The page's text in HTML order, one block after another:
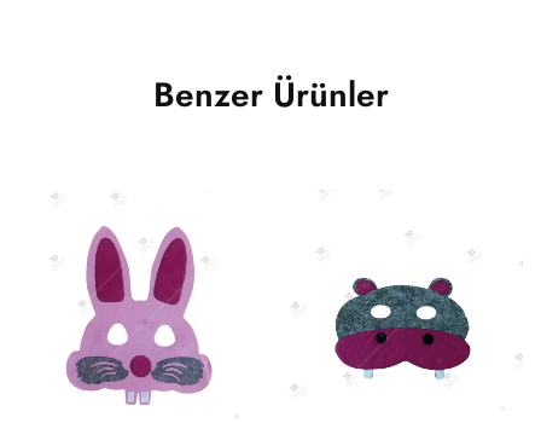
Benzer Ürünler